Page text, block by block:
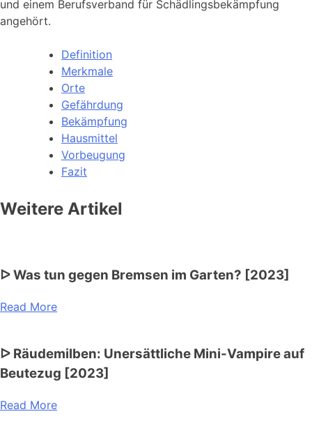
und einem Berufsverband für Schädlingsbekämpfung
angehört.
Definition
Merkmale
Orte
Gefährdung
Bekämpfung
Hausmittel
Vorbeugung
Fazit
Weitere Artikel
ᐅ Was tun gegen Bremsen im Garten? [2023]
Read More
ᐅ Räudemilben: Unersättliche Mini-Vampire auf
Beutezug [2023]
Read More